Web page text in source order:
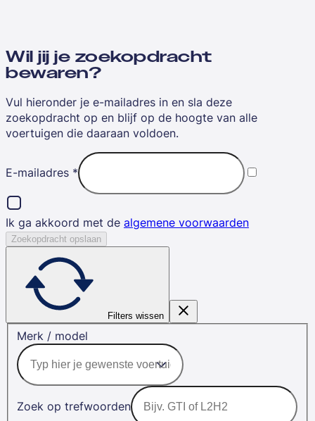
Wil jij je zoekopdracht
bewaren?
Vul hieronder je e-mailadres in en sla deze
zoekopdracht op en blijf op de hoogte van alle
voertuigen die daaraan voldoen.
E-mailadres *
Ik ga akkoord met de algemene voorwaarden
Zoekopdracht opslaan
Filters wissen
Merk / model
Zoek op trefwoorden